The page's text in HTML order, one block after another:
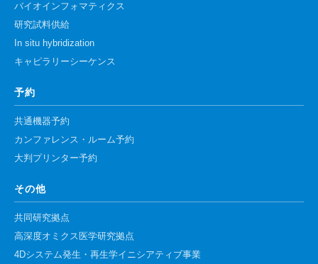
バイオインフォマティクス
研究試料供給
In situ hybridization
キャピラリーシーケンス
予約
共通機器予約
カンファレンス・ルーム予約
大判プリンター予約
その他
共同研究拠点
高深度オミクス医学研究拠点
4Dシステム発生・再生学イニシアティブ事業